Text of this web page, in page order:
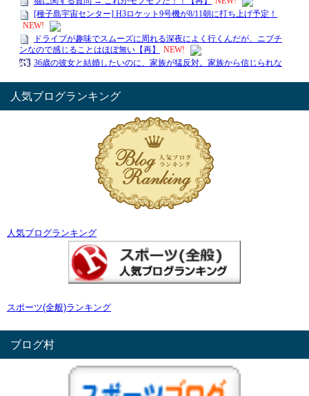
人気ブログランキング
人気ブログランキング
スポーツ(全般)ランキング
ブログ村